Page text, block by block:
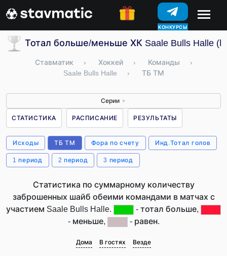
КОНКУРСЫ
Тотал больше/меньше ХК Saale Bulls Halle
Ставматик › Хоккей › Команды
›
Saale Bulls Halle
› ТБ ТМ
Серии ▼
СТАТИСТИКА РАСПИСАНИЕ РЕЗУЛЬТАТЫ
Исходы ТБ ТМ Фора по счету Инд.Тотал голов
1 период 2 период 3 период
Статистика по суммарному количеству
заброшенных шайб обеими командами в матчах с
участием Saale Bulls Halle.
- тотал больше,
- меньше,
- равен.
Дома В гостях Везде